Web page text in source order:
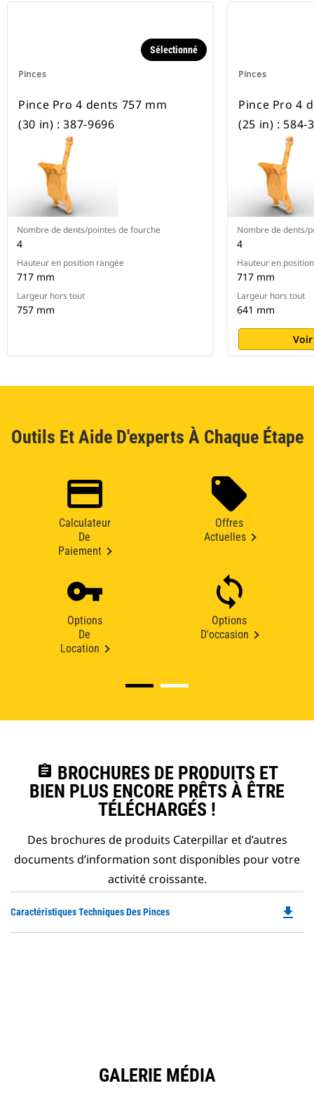
Pinces
Sélectionné
Pince Pro 4 dents 757 mm
(30 in) : 387-9696
Nombre de dents/pointes de fourche
4
Hauteur en position rangée
717 mm
Largeur hors tout
757 mm
Pinces
Pince Pro 4
(25 in) : 584-
Nombre de dents/
4
Hauteur en
717 mm
Largeur hors tout
641 mm
Outils Et Aide D'experts À Chaque Étape
Calculateur
De
Paiement
Offres
Actuelles
Options
De
Location
Options
D'occasion
assignment BROCHURES DE PRODUITS ET
BIEN PLUS ENCORE PRÊTS À ÊTRE
TÉLÉCHARGÉS !
Des brochures de produits Caterpillar et d’autres
documents d’information sont disponibles pour votre
activité croissante.
Caractéristiques Techniques Des Pinces file_download
GALERIE MÉDIA